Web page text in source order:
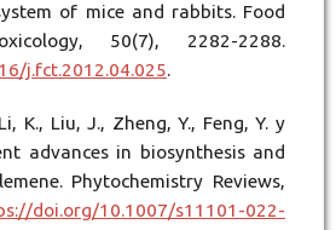
of mice and rabbits. Food
50(7), 2282-2288.
j.fct.2012.04.025.
K., Liu, J., Zheng, Y., Feng, Y. y
advances in biosynthesis and
Phytochemistry Reviews,
doi.org/10.1007/s11101-022-